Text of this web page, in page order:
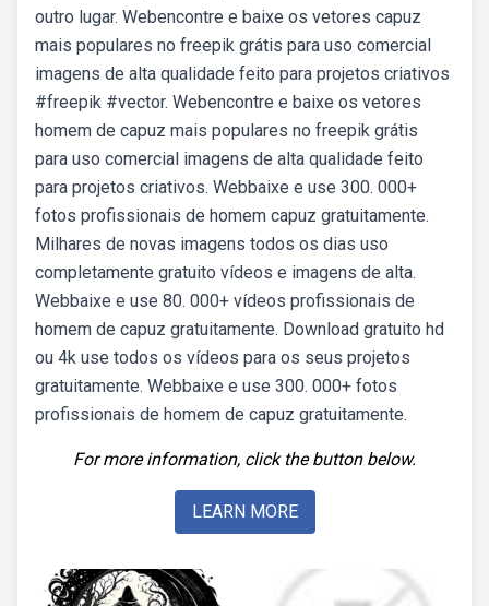
outro lugar. Webencontre e baixe os vetores capuz
mais populares no freepik grátis para uso comercial
imagens de alta qualidade feito para projetos criativos
#freepik #vector. Webencontre e baixe os vetores
homem de capuz mais populares no freepik grátis
para uso comercial imagens de alta qualidade feito
para projetos criativos. Webbaixe e use 300. 000+
fotos profissionais de homem capuz gratuitamente.
Milhares de novas imagens todos os dias uso
completamente gratuito vídeos e imagens de alta.
Webbaixe e use 80. 000+ vídeos profissionais de
homem de capuz gratuitamente. Download gratuito hd
ou 4k use todos os vídeos para os seus projetos
gratuitamente. Webbaixe e use 300. 000+ fotos
profissionais de homem de capuz gratuitamente.
For more information, click the button below.
LEARN MORE